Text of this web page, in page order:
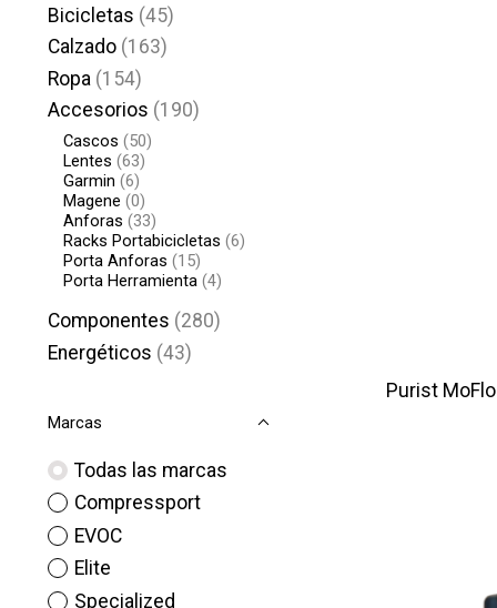
Bicicletas (45)
Calzado (163)
Ropa (154)
Accesorios (190)
Cascos (50)
Lentes (63)
Garmin (6)
Magene (0)
Anforas (33)
Racks Portabicicletas (6)
Porta Anforas (15)
Porta Herramienta (4)
Componentes (280)
Energéticos (43)
Marcas
Todas las marcas
Compressport
EVOC
Elite
Specialized
Purist